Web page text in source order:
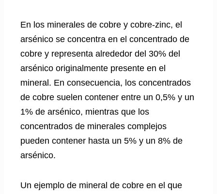
En los minerales de cobre y cobre-zinc, el
arsénico se concentra en el concentrado de
cobre y representa alrededor del 30% del
arsénico originalmente presente en el
mineral. En consecuencia, los concentrados
de cobre suelen contener entre un 0,5% y un
1% de arsénico, mientras que los
concentrados de minerales complejos
pueden contener hasta un 5% y un 8% de
arsénico.
Un ejemplo de mineral de cobre en el que